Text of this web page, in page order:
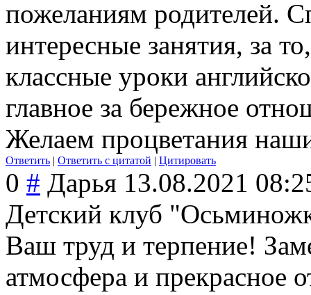
пожеланиям родителей.
интересные занятия, за
классные уроки
главное за бережное
Желаем процветания
Ответить | Ответить с цитатой | Цитировать
0 # Дарья 13.08.2021
Детский клуб
Ваш труд и терпение!
атмосфера и прекрасное